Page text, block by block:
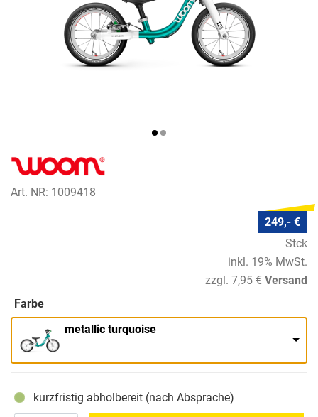
Art. NR: 1009418
249,- €
Stck
inkl. 19% MwSt.
zzgl. 7,95 € Versand
Farbe
metallic turquoise
kurzfristig abholbereit (nach Absprache)